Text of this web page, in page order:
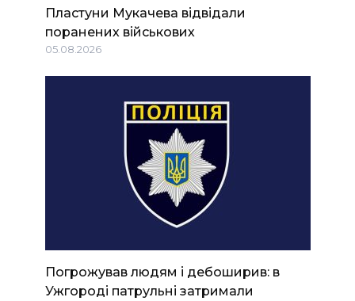
Пластуни Мукачева відвідали
поранених військових
05.08.2026
Погрожував людям і дебоширив: в
Ужгороді патрульні затримали